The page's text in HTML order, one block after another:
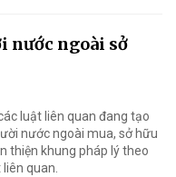
nước ngoài sở
luật liên quan đang tạo
nước ngoài mua, sở hữu
thiện khung pháp lý theo
quan.